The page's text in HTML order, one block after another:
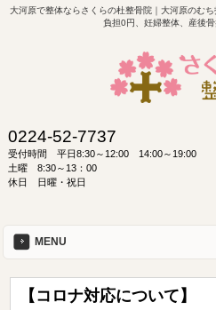
大河原で整体ならさくらの杜整骨院｜大河原のむ
負担0円、妊婦整体、産後
0224-52-7737
受付時間 平日8:30～12:00 14:00～19:00
土曜 8:30～13：00
休日 日曜・祝日
MENU
【コロナ対応について】